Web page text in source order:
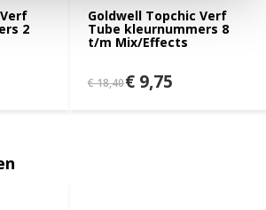
2
Goldwell Topchic Verf
Tube kleurnummers 8
t/m Mix/Effects
€ 18,40€ 9,75